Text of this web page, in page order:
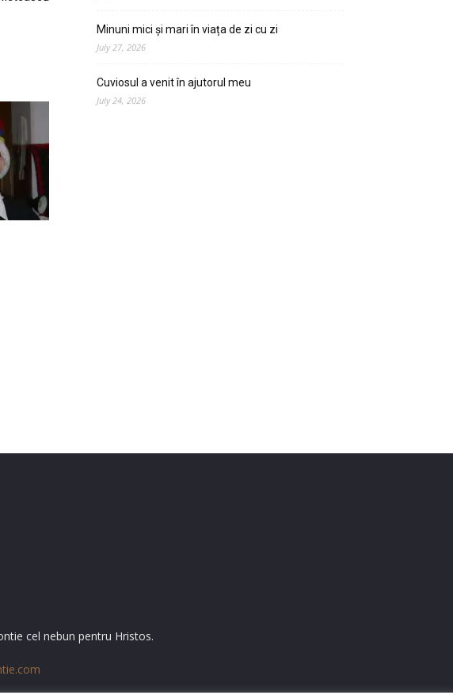
Minuni mici și mari în viața de zi cu zi
July 27, 2026
Cuviosul a venit în ajutorul meu
July 24, 2026
cel nebun pentru Hristos.